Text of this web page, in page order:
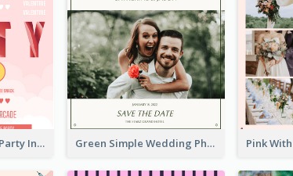
Photo Typography Party Invitation Design Templates Green Simple Wedding Photo Wedding Invitation